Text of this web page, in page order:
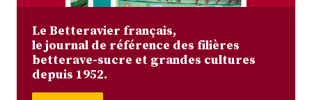
Le Betteravier français,
le journal de référence des filières
betterave-sucre et grandes cultures
depuis 1952.